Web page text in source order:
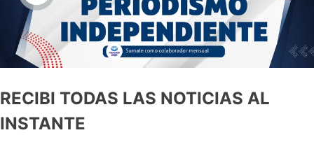
RECIBI TODAS LAS NOTICIAS AL
INSTANTE